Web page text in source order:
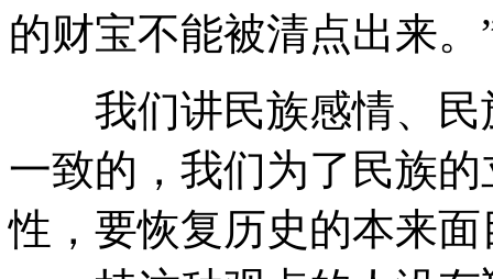
的财宝不能被清点出来。
我们讲民族感情、民
一致的，我们为了民族
性，要恢复历史的本来